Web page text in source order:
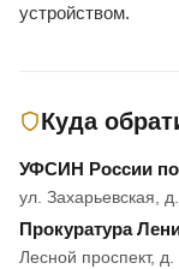
устройством.
Куда
УФСИН России по
ул. Захарьевская,
Прокуратура
Лесной проспект,